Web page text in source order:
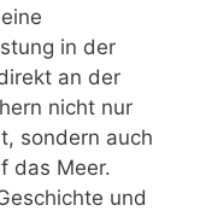
in der
an der
nicht nur
sondern auch
das Meer.
und